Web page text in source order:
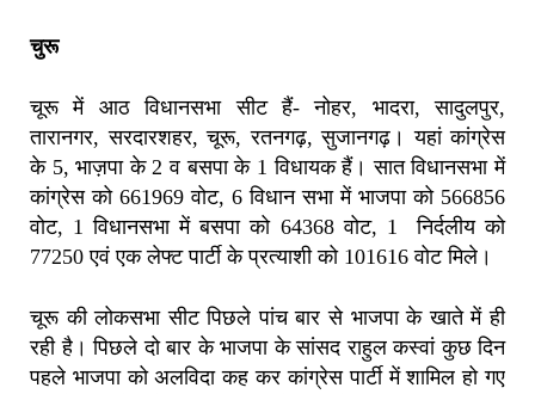
चुरू
चूरू में आठ विधानसभा सीट हैं- नोहर, भादरा, सादुलपुर,
तारानगर, सरदारशहर, चूरू, रतनगढ़, सुजानगढ़। यहां कांग्रेस
के 5, भाज़पा के 2 व बसपा के 1 विधायक हैं। सात विधानसभा में
कांग्रेस को 661969 वोट, 6 विधान सभा में भाजपा को 566856
वोट, 1 विधानसभा में बसपा को 64368 वोट, 1 निर्दलीय को
77250 एवं एक लेफ्ट पार्टी के प्रत्याशी को 101616 वोट मिले।
चूरू की लोकसभा सीट पिछले पांच बार से भाजपा के खाते में ही
रही है। पिछले दो बार के भाजपा के सांसद राहुल कस्वां कुछ दिन
पहले भाजपा को अलविदा कह कर कांग्रेस पार्टी में शामिल हो गए